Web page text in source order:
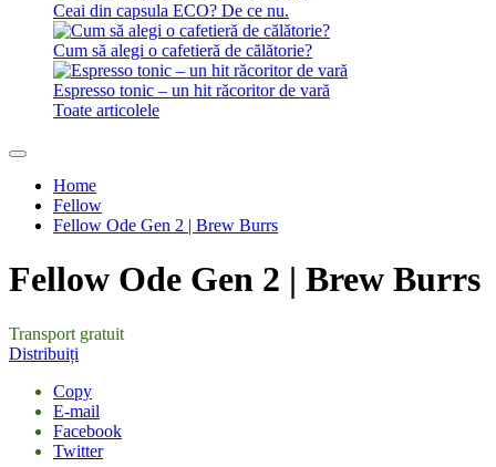
Ceai din capsula ECO? De ce nu.
Cum să alegi o cafetieră de călătorie?
Espresso tonic – un hit răcoritor de vară
Toate articolele
Home
Fellow
Fellow Ode Gen 2 | Brew Burrs
Fellow Ode Gen 2 | Brew Burrs
Transport gratuit
Distribuiți
Copy
E-mail
Facebook
Twitter